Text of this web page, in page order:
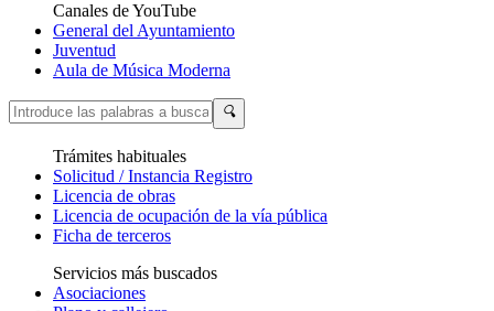
Canales de YouTube
General del Ayuntamiento
Juventud
Aula de Música Moderna
🔍
Trámites habituales
Solicitud / Instancia Registro
Licencia de obras
Licencia de ocupación de la vía pública
Ficha de terceros
Servicios más buscados
Asociaciones